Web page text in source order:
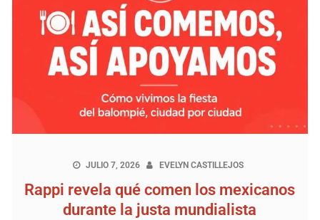
JULIO 7, 2026 EVELYN CASTILLEJOS
Rappi revela qué comen los mexicanos
durante la justa mundialista